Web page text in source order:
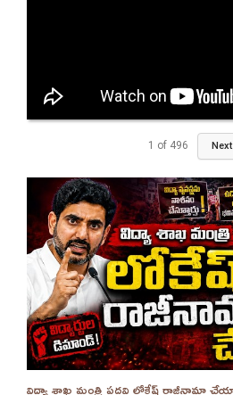
1 of 496 Next